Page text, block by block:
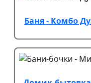
Баня - Комбо